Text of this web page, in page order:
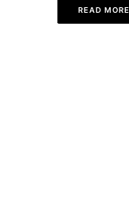
READ MORE